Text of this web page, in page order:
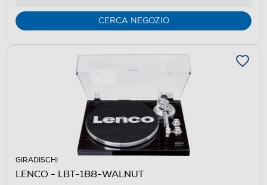
CERCA NEGOZIO
GIRADISCHI
LENCO - LBT-188-WALNUT